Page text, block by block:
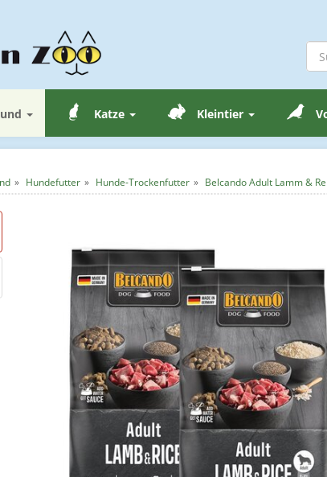
Katze Kleintier
Hundefutter Hunde-Trockenfutter Belcando Adult Lamm &